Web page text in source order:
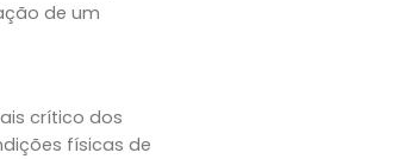
de um
crítico dos
físicas de